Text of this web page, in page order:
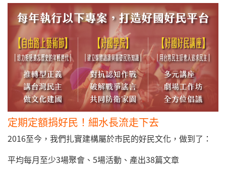
定期定額捐好民！細水長流走下去
2016至今，我們扎實建構屬於市民的好民文化，做到了：
平均每月至少3場聚會、5場活動、產出38篇文章